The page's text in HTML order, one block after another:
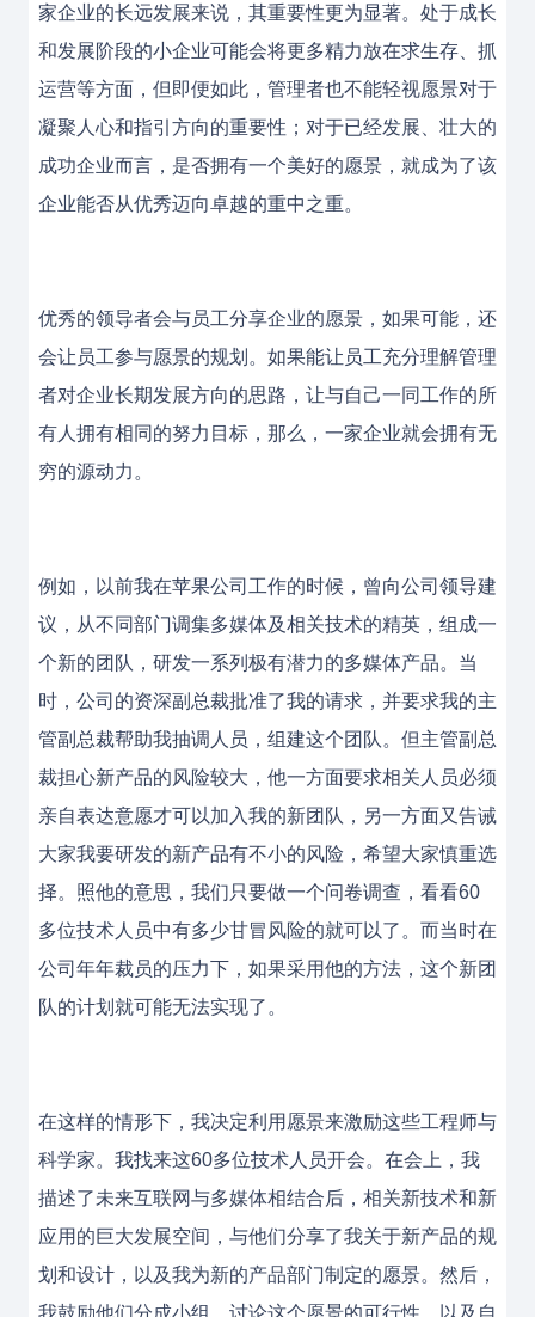
家企业的长远发展来说，其重要性更为显著。处于成长
和发展阶段的小企业可能会将更多精力放在求生存、抓
运营等方面，但即便如此，管理者也不能轻视愿景对于
凝聚人心和指引方向的重要性；对于已经发展、壮大的
成功企业而言，是否拥有一个美好的愿景，就成为了该
企业能否从优秀迈向卓越的重中之重。
优秀的领导者会与员工分享企业的愿景，如果可能，还
会让员工参与愿景的规划。如果能让员工充分理解管理
者对企业长期发展方向的思路，让与自己一同工作的所
有人拥有相同的努力目标，那么，一家企业就会拥有无
穷的源动力。
例如，以前我在苹果公司工作的时候，曾向公司领导建
议，从不同部门调集多媒体及相关技术的精英，组成一
个新的团队，研发一系列极有潜力的多媒体产品。当
时，公司的资深副总裁批准了我的请求，并要求我的主
管副总裁帮助我抽调人员，组建这个团队。但主管副总
裁担心新产品的风险较大，他一方面要求相关人员必须
亲自表达意愿才可以加入我的新团队，另一方面又告诫
大家我要研发的新产品有不小的风险，希望大家慎重选
择。照他的意思，我们只要做一个问卷调查，看看60
多位技术人员中有多少甘冒风险的就可以了。而当时在
公司年年裁员的压力下，如果采用他的方法，这个新团
队的计划就可能无法实现了。
在这样的情形下，我决定利用愿景来激励这些工程师与
科学家。我找来这60多位技术人员开会。在会上，我
描述了未来互联网与多媒体相结合后，相关新技术和新
应用的巨大发展空间，与他们分享了我关于新产品的规
划和设计，以及我为新的产品部门制定的愿景。然后，
我鼓励他们分成小组，讨论这个愿景的可行性，以及自